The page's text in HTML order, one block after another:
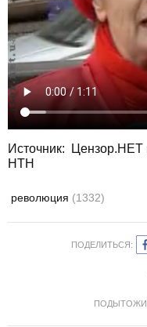
Источник: Цензор.НЕТ
НТН
революция (1332)
ПОДЕЛИТЬСЯ: